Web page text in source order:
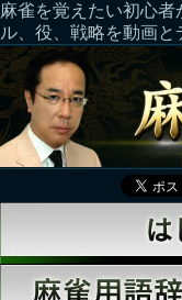
麻雀を覚えたい初心
ル、役、戦略を動画と